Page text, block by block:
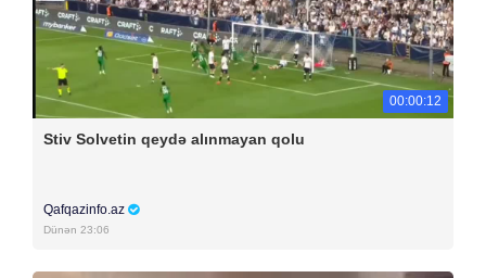
00:00:12
Stiv Solvetin qeydə alınmayan qolu
Qafqazinfo.az
Dünən 23:06